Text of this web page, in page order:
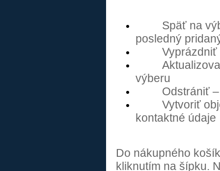
Späť na
posledný
výberu
Odstrániť
Vytvoriť
kontaktné údaje
Do nákupného
kliknutím na šípku.